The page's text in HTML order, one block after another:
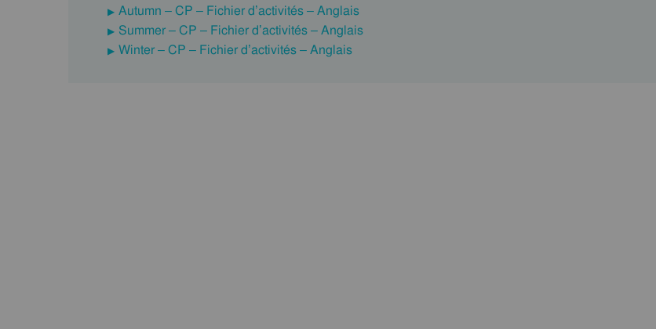
Autumn – CP – Fichier d’activités – Anglais
Summer – CP – Fichier d’activités – Anglais
Winter – CP – Fichier d’activités – Anglais